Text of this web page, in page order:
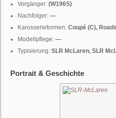
Vorgänger: (W196S)
Nachfolger: —
Karosserieformen: Coupé (C),
Modellpflege: —
Typisierung: SLR McLaren, SLR
Portrait & Geschichte